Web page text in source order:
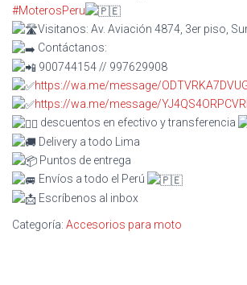
#MoterosPeru
Visitanos: Av. Aviación 4874, 3er piso,
Contáctanos:
900744154 // 997629908
https://wa.me/message/
https://wa.me/message/
descuentos en efectivo y transferencia
Delivery a todo Lima
Puntos de entrega
Envíos a todo el Perú
Escríbenos al inbox
Categoría: Accesorios para moto